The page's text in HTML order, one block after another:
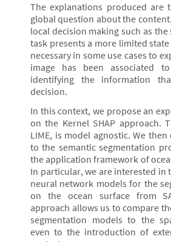
The explanations produced
global question about the
local decision making such as
task presents a more limited
necessary in some use cases to
image has been associated
identifying the information
decision.
In this context, we propose an
on the Kernel SHAP approach.
LIME, is model agnostic. We
to the semantic segmentation
the application framework of
In particular, we are interested in
neural network models for the
on the ocean surface from
approach allows us to compare
segmentation models to the
even to the introduction of